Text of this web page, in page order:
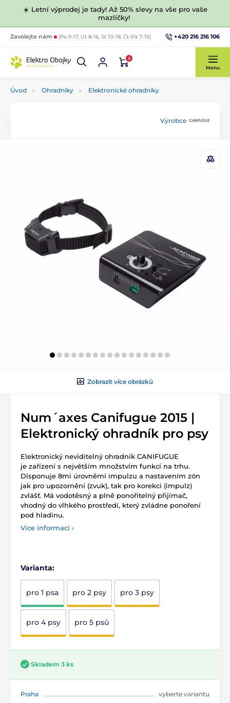
☀️ Letní výprodej je tady! Až 50% slevy na vše pro vaše
mazlíčky!
Zavolejte nám (Po 9-17, Út 8-16, St 10-18, Čt-Pá 7-15) +420 216 216 106
0
Menu
Úvod Ohradníky Elektronické ohradníky
Výrobce
Zobrazit více obrázků
Num´axes Canifugue 2015 |
Elektronický ohradník pro psy
Elektronický neviditelný ohradník CANIFUGUE
je zařízení s největším množstvím funkcí na trhu.
Disponuje 8mi úrovněmi impulzu a nastavením zón
jak pro upozornění (zvuk), tak pro korekci (impulz)
zvlášť. Má vodotěsný a plně ponořitelný přijímač,
vhodný do vlhkého prostředí, který zvládne ponoření
pod hladinu.
Více informací ›
Varianta:
pro 1 psa pro 2 psy pro 3 psy
pro 4 psy pro 5 psů
Skladem 3 ks
Praha
vyberte variantu